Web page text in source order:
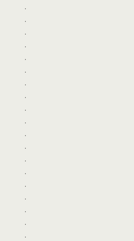
.
.
.
.
.
.
.
.
.
.
.
.
.
.
.
.
.
.
.